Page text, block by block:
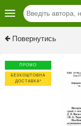
Повернутись
ПРОМО
БЕЗКОШТОВНА
ДОСТАВКА*